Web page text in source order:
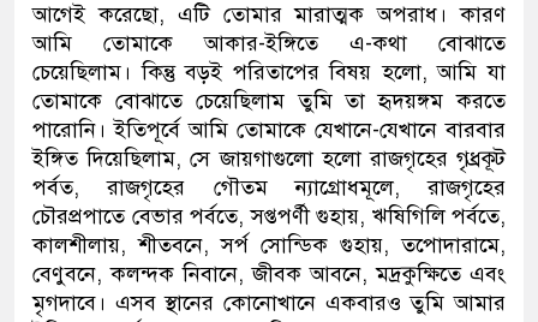
আগেই করেছো, এটি তোমার মারাত্মক অপরাধ। কারণ
আমি তোমাকে আকার-ইঙ্গিতে এ-কথা বোঝাতে
চেয়েছিলাম। কিন্তু বড়ই পরিতাপের বিষয় হলো, আমি যা
তোমাকে বোঝাতে চেয়েছিলাম তুমি তা হৃদয়ঙ্গম করতে
পারোনি। ইতিপূর্বে আমি তোমাকে যেখানে-যেখানে বারবার
ইঙ্গিত দিয়েছিলাম, সে জায়গাগুলো হলো রাজগৃহের গৃধ্রকূট
পর্বত, রাজগৃহের গৌতম ন্যাগ্রোধমূলে, রাজগৃহের
চৌরপ্রপাতে বেভার পর্বতে, সপ্তপর্ণী গুহায়, ঋষিগিলি পর্বতে,
কালশীলায়, শীতবনে, সর্প সোন্ডিক গুহায়, তপোদারামে,
বেণুবনে, কলন্দক নিবানে, জীবক আবনে, মদ্রকুক্ষিতে এবং
মৃগদাবে। এসব স্থানের কোনোখানে একবারও তুমি আমার